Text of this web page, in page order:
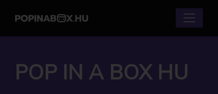
POP IN A BOX HU